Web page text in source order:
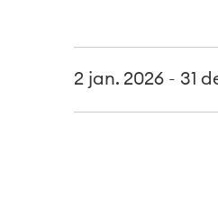
2 jan. 2026 - 31